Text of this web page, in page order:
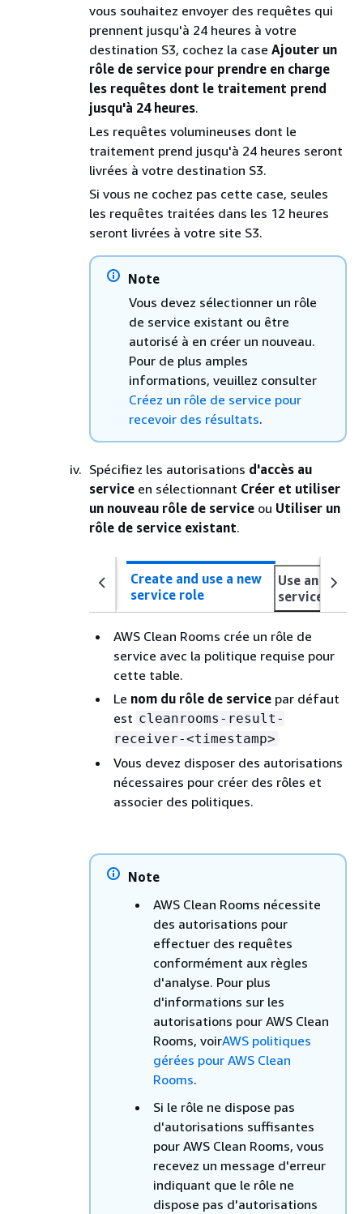
vous souhaitez envoyer des requêtes qui
prennent jusqu'à 24 heures à votre
destination S3, cochez la case Ajouter un
rôle de service pour prendre en charge
les requêtes dont le traitement prend
jusqu'à 24 heures.
Les requêtes volumineuses dont le
traitement prend jusqu'à 24 heures seront
livrées à votre destination S3.
Si vous ne cochez pas cette case, seules
les requêtes traitées dans les 12 heures
seront livrées à votre site S3.
Note
Vous devez sélectionner un rôle
de service existant ou être
autorisé à en créer un nouveau.
Pour de plus amples
informations, veuillez consulter
Créez un rôle de service pour
recevoir des résultats.
Spécifiez les autorisations d'accès au
service en sélectionnant Créer et utiliser
un nouveau rôle de service ou Utiliser un
rôle de service existant.
Create and use a new
service role
Use an
service role
AWS Clean Rooms crée un rôle de
service avec la politique requise pour
cette table.
Le nom du rôle de service par défaut
est cleanrooms-result-
receiver-<timestamp>
Vous devez disposer des autorisations
nécessaires pour créer des rôles et
associer des politiques.
Note
AWS Clean Rooms nécessite
des autorisations pour
effectuer des requêtes
conformément aux règles
d'analyse. Pour plus
d'informations sur les
autorisations pour AWS Clean
Rooms, voirAWS politiques
gérées pour AWS Clean
Rooms.
Si le rôle ne dispose pas
d'autorisations suffisantes
pour AWS Clean Rooms, vous
recevez un message d'erreur
indiquant que le rôle ne
dispose pas d'autorisations